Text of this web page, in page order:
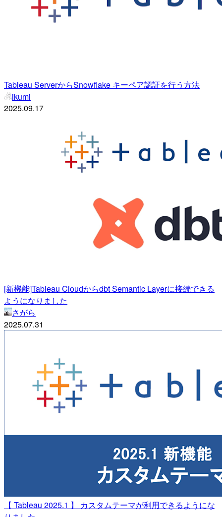
Tableau ServerからSnowflake キーペア認証を行う方法
ikumi
2025.09.17
[新機能]Tableau Cloudからdbt Semantic Layerに接続できる
ようになりました
さがら
2025.07.31
【 Tableau 2025.1 】 カスタムテーマが利用できるようにな